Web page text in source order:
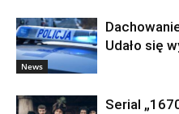
News
Udało się
Serial